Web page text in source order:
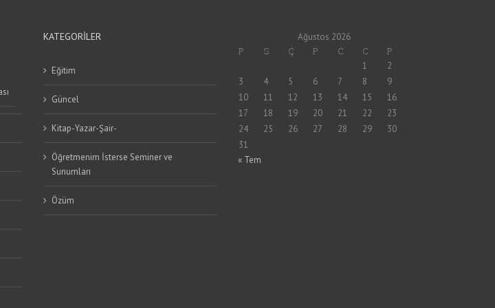
KATEGORILER
Eğitim
Güncel
Kitap-Yazar-Şair-
Öğretmenim İsterse Seminer ve
Sunumları
Özüm
Ağustos 2026
P S Ç P C C P
1
2
3
4 5 6 7 8
9
10
11 12 13 14 15
16
17
18 19 20 21 22
23
24
25 26 27 28 29
30
31
« Tem